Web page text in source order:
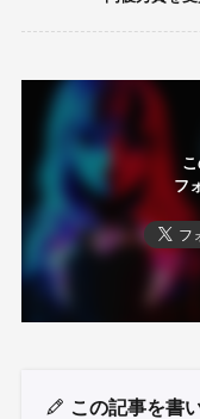
フ
フ
この記事を書